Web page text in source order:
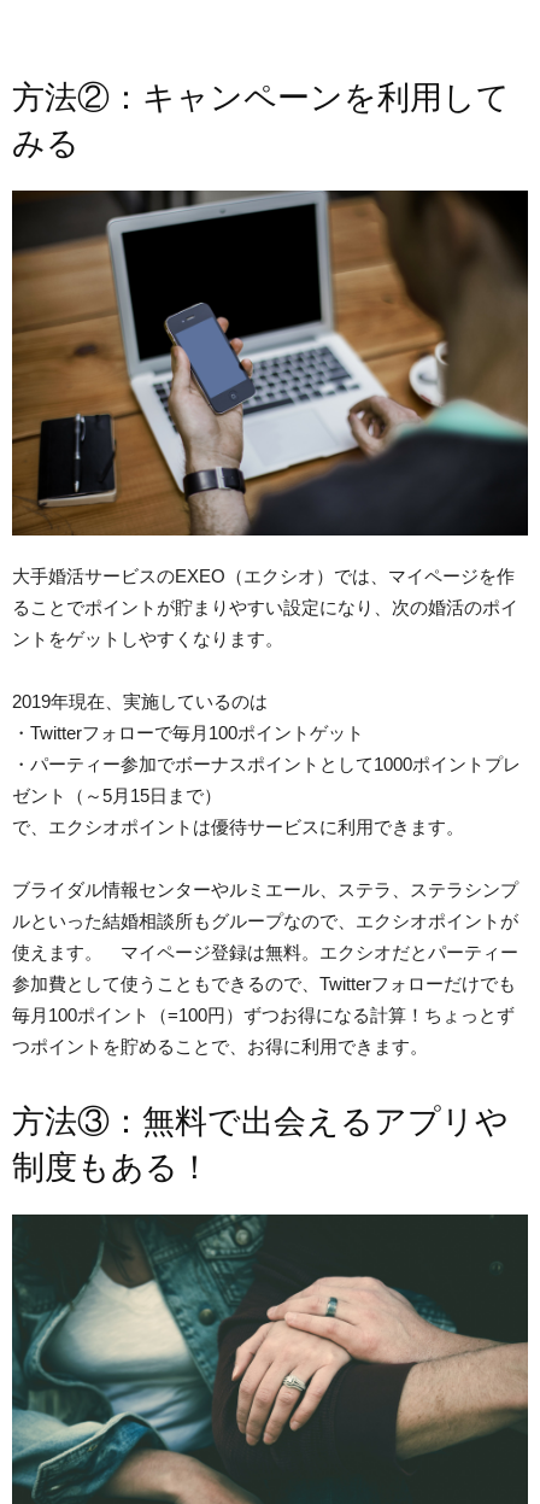
方法②：キャンペーンを利用して
みる
大手婚活サービスのEXEO（エクシオ）では、マイページを作
ることでポイントが貯まりやすい設定になり、次の婚活のポイ
ントをゲットしやすくなります。
2019年現在、実施しているのは
・Twitterフォローで毎月100ポイントゲット
・パーティー参加でボーナスポイントとして1000ポイントプレ
ゼント（～5月15日まで）
で、エクシオポイントは優待サービスに利用できます。
ブライダル情報センターやルミエール、ステラ、ステラシンプ
ルといった結婚相談所もグループなので、エクシオポイントが
使えます。 マイページ登録は無料。エクシオだとパーティー
参加費として使うこともできるので、Twitterフォローだけでも
毎月100ポイント（=100円）ずつお得になる計算！ちょっとず
つポイントを貯めることで、お得に利用できます。
方法③：無料で出会えるアプリや
制度もある！